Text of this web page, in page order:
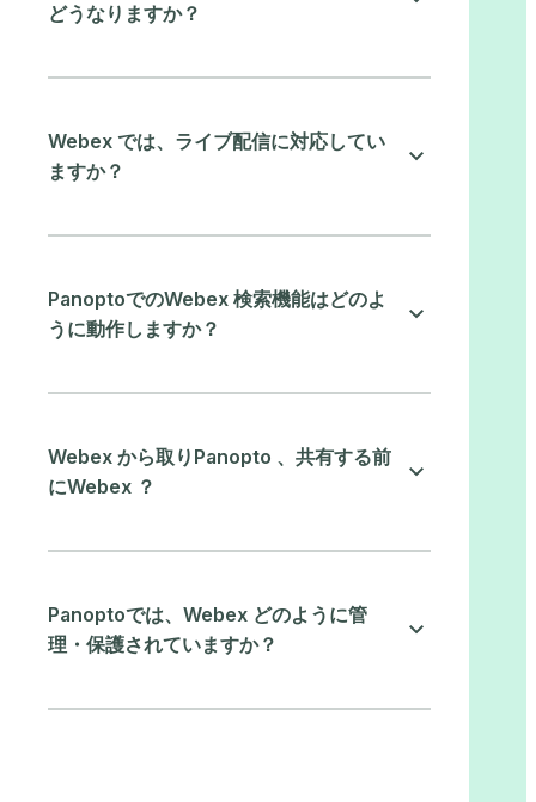
どうなりますか？
Webex では、ライブ配信に対応してい
ますか？
PanoptoでのWebex 検索機能はどのよ
うに動作しますか？
Webex から取りPanopto 、共有する前
にWebex ？
Panoptoでは、Webex どのように管
理・保護されていますか？